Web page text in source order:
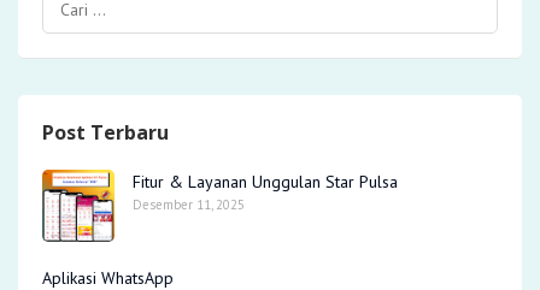
Post Terbaru
Fitur & Layanan Unggulan Star Pulsa
Desember 11, 2025
Aplikasi WhatsApp